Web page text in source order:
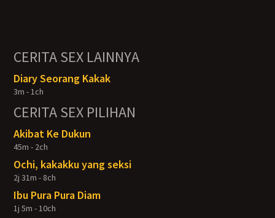
CERITA SEX LAINNYA
Diary Seorang Kakak
3m - 1ch
CERITA SEX PILIHAN
Akibat Ke Dukun
45m - 2ch
Ochi, kakakku yang seksi
2j 31m - 8ch
Ibu Pura Pura Diam
1j 5m - 10ch